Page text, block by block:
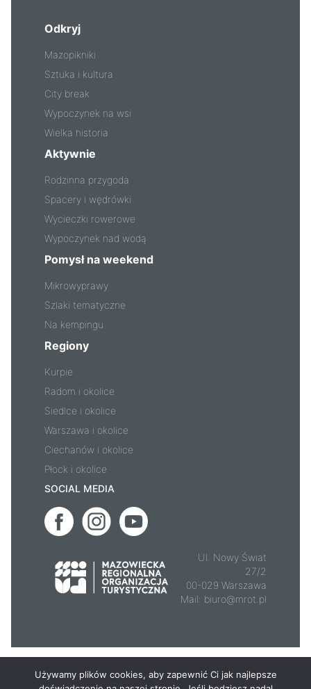
Odkryj
Mazopikniki
Sztuka i kultura
City break
Wypoczynek na wsi
Wielka historia
Aktywnie
Rodzinna przygoda
Spacery i wędrówki
Wycieczki rowerowe
Wypoczynek nad wodą
Pomysł na weekend
Mikrowyprawy
Szlaki tematyczne
Na kempingu
Regiony
Kurpie
Radom i okolice
Siedlce i okolice
Warszawa i okolice
Ciechanów i okolice
Płock i okolice
SOCIAL MEDIA
Ul. Nowy Świat
27/2
00-029 Warszawa
Mail: biuro@mrot.pl
Używamy plików cookies, aby zapewnić Ci jak najlepsze